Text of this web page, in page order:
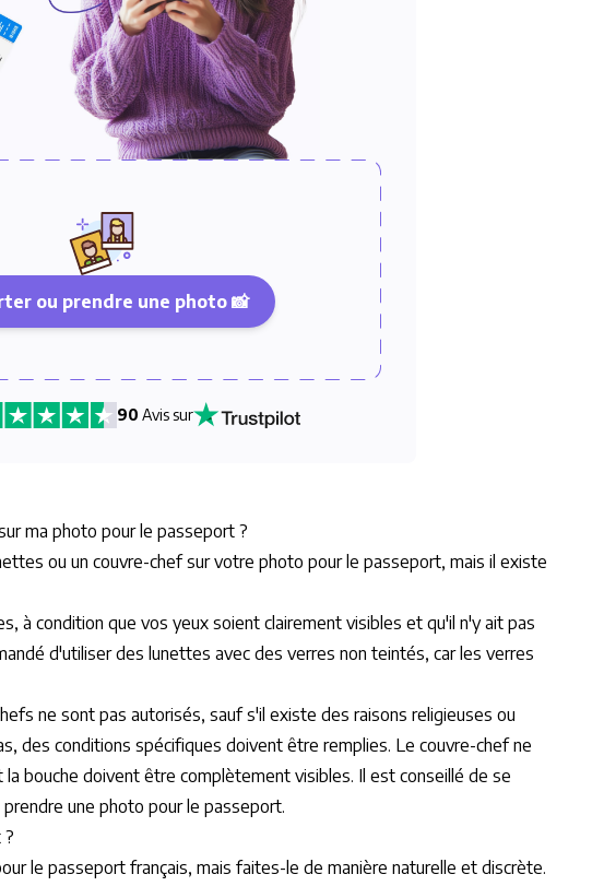
ou prendre une photo 📸
90 Avis sur
ma photo pour le passeport ?
ou un couvre-chef sur votre photo pour le passeport, mais il existe
à condition que vos yeux soient clairement visibles et qu'il n'y ait pas
d'utiliser des lunettes avec des verres non teintés, car les verres
ne sont pas autorisés, sauf s'il existe des raisons religieuses ou
des conditions spécifiques doivent être remplies. Le couvre-chef ne
bouche doivent être complètement visibles. Il est conseillé de se
une photo pour le passeport.
?
le passeport français, mais faites-le de manière naturelle et discrète.